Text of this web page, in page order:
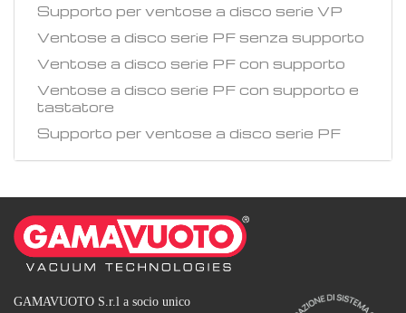
Supporto per ventose a disco serie VP
Ventose a disco serie PF senza supporto
Ventose a disco serie PF con supporto
Ventose a disco serie PF con supporto e
tastatore
Supporto per ventose a disco serie PF
GAMAVUOTO S.r.l a socio unico